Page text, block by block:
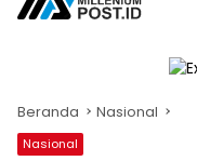
Beranda Nasional
Nasional